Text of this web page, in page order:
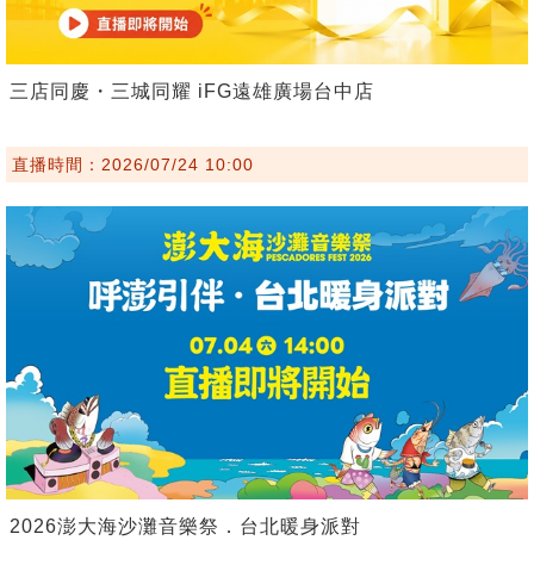
三店同慶・三城同耀 iFG遠雄廣場台中店
直播時間：2026/07/24 10:00
2026澎大海沙灘音樂祭．台北暖身派對